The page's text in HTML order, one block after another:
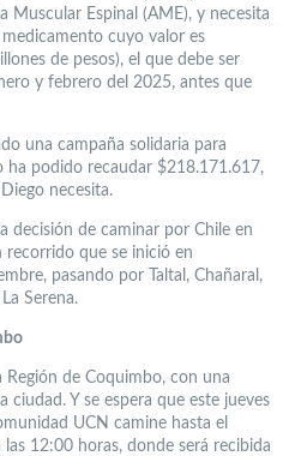
Muscular Espinal (AME), y necesita
cuyo valor es
de pesos), el que debe ser
y febrero del 2025, antes que
una campaña solidaria para
ha podido recaudar $218.171.617,
necesita.
decisión de caminar por Chile en
recorrido que se inició en
pasando por Taltal, Chañaral,
Serena.
Región de Coquimbo, con una
ciudad. Y se espera que este jueves
UCN camine hasta el
12:00 horas, donde será recibida